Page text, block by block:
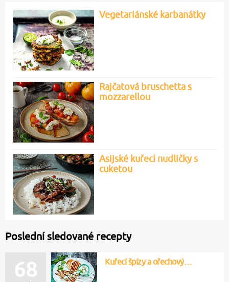
Vegetariánské karbanátky
Rajčatová bruschetta s
mozzarellou
Asijské kuřecí nudličky s
cuketou
Poslední sledované recepty
68 Kuřecí špízy a ořechový…